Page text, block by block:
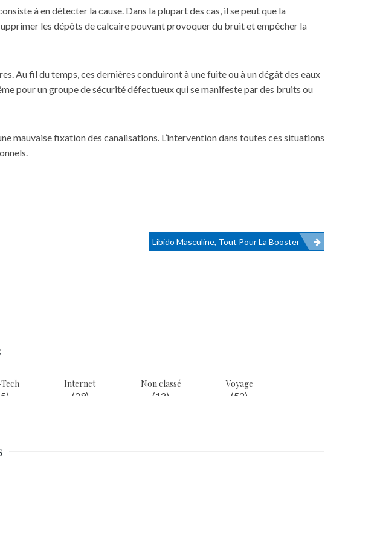
à en détecter la cause. Dans la plupart des cas, il se peut que la
les dépôts de calcaire pouvant provoquer du bruit et empêcher la
Au fil du temps, ces dernières conduiront à une fuite ou à un dégât des eaux
pour un groupe desécuritédéfectueux qui se manifeste par des bruits ou
mauvaise fixation des canalisations. L’intervention dans toutes ces situations
Libido Masculine, Tout Pour La Booster
Internet
(29)
Non classé
(12)
Voyage
(52)